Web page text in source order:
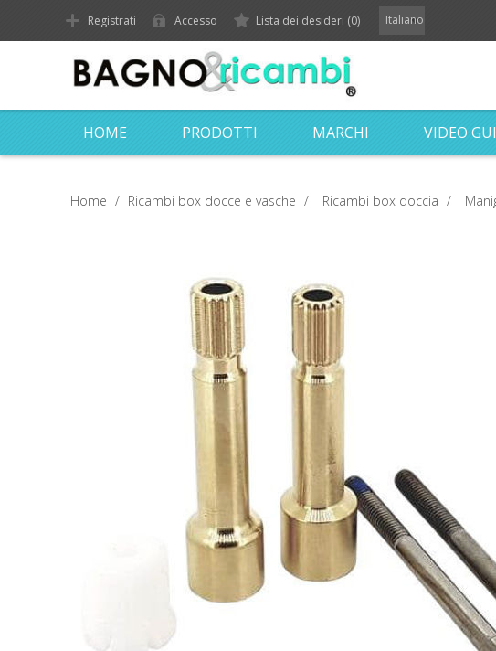
Registrati Accesso Lista dei desideri (0) Italiano
HOME PRODOTTI MARCHI VIDEO
Home / Ricambi box docce e vasche / Ricambi box doccia /